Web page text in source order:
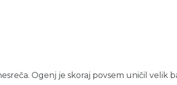
Ogenj je skoraj povsem uničil velik